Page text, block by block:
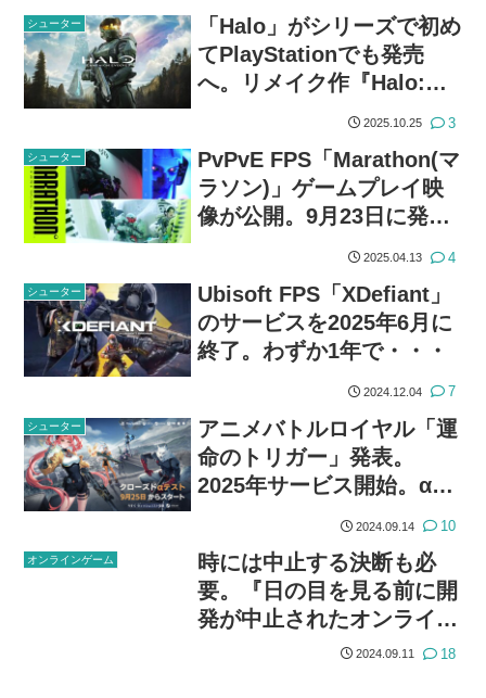
シューター
「Halo」がシリーズで初め
てPlayStationでも発売
へ。リメイク作『Halo:
Campaign Evolved』が
2025.10.25 3
シューター
PvPvE FPS「Marathon(マ
ラソン)」ゲームプレイ映
像が公開。9月23日に発
2025.04.13 4
シューター
Ubisoft FPS「XDefiant」
のサービスを2025年6月に
終了。わずか1年で・・・
2024.12.04 7
シューター
アニメバトルロイヤル「運
命のトリガー」発表。
2025年サービス開始。αテ
2024.09.14 10
オンラインゲーム
時には中止する決断も必
要。『日の目を見る前に開
発が中止されたオンライン
2024.09.11 18